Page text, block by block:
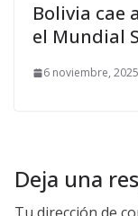
Bolivia cae
el Mundial
6 noviembre, 2025
Deja una